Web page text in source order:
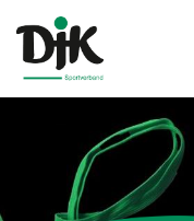
Verband
Aktuelles